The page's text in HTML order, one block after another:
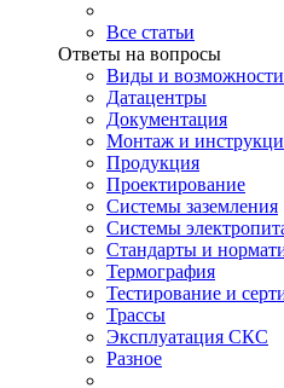
Все статьи
Ответы на вопросы
Виды и
Датацентры
Документация
Монтаж и
Продукция
Проектирование
Системы заземления
Системы
Стандарты и
Термография
Тестирование и
Трассы
Эксплуатация СКС
Разное